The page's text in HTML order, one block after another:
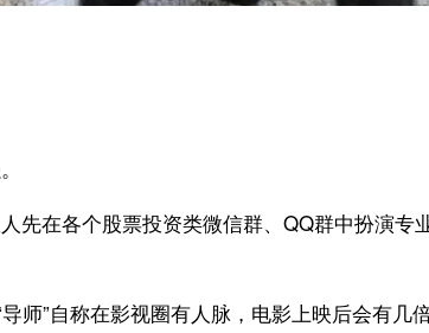
在各个股票投资类微信群、QQ群中扮演专
师”自称在影视圈有人脉，电影上映后会有几